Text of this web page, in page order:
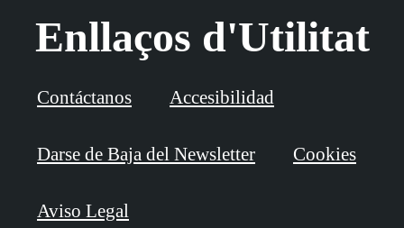
Enllaços d'Utilitat
Contáctanos Accesibilidad
Darse de Baja del Newsletter Cookies
Aviso Legal